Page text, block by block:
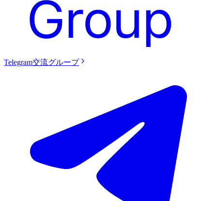
Telegram交流グループ